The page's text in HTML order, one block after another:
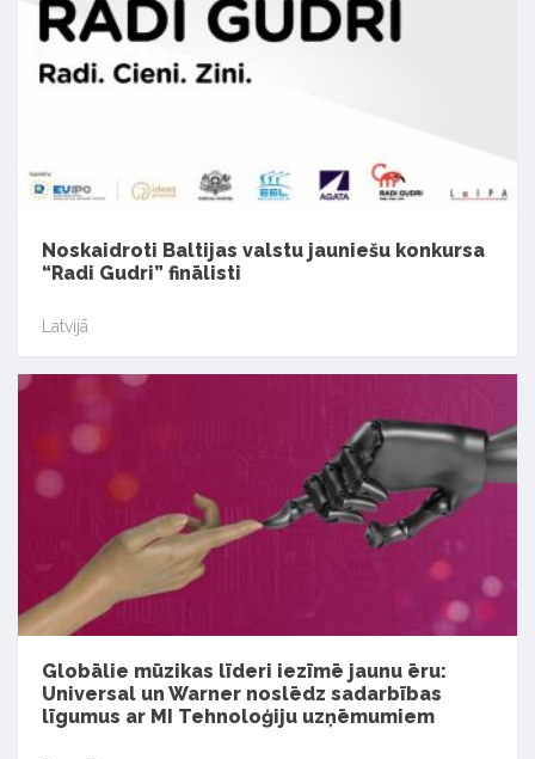
Noskaidroti Baltijas valstu jauniešu konkursa
“Radi Gudri” finālisti
Latvijā
Globālie mūzikas līderi iezīmē jaunu ēru:
Universal un Warner noslēdz sadarbības
līgumus ar MI Tehnoloģiju uzņēmumiem